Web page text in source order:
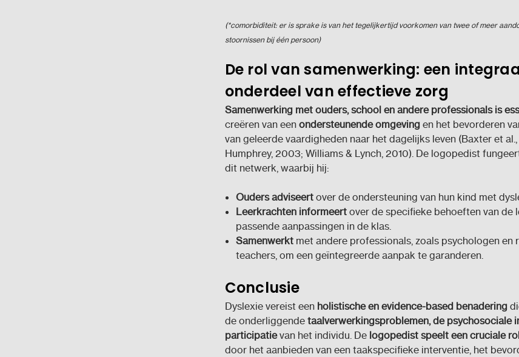
(*comorbiditeit: er is sprake is van het tegelijkertijd voorkomen van twee of meer
stoornissen bij één persoon)
De rol van samenwerking: een
onderdeel van effectieve zorg
Samenwerking met ouders, school en andere professionals is
creëren van een ondersteunende omgevingen het bevorderen
van geleerde vaardigheden naar het dagelijks leven (Baxter et
Humphrey, 2003; Williams & Lynch, 2010). De logopedist
dit netwerk, waarbij hij:
Ouders adviseertover de ondersteuning van hun kind met
Leerkrachten informeertover de specifieke behoeften van de
passende aanpassingen in de klas.
Samenwerktmet andere professionals, zoals psychologen en
teachers, om een geïntegreerde aanpak te garanderen.
Conclusie
Dyslexie vereist een holistische en evidence-based benadering
de onderliggende taalverwerkingsproblemen, de psychosociale
participatievan het individu. De logopedist speelt een cruciale
door het aanbieden van een taakspecifieke interventie, het